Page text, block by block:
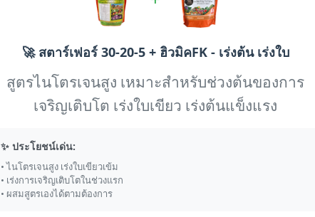
🚀 สตาร์เฟอร์ 30-20-5 + ฮิวมิคFK - เร่งต้น เร่งใบ
สูตรไนโตรเจนสูง เหมาะสำหรับช่วงต้นของการ
เจริญเติบโต เร่งใบเขียว เร่งต้นแข็งแรง
✨ ประโยชน์เด่น:
• ไนโตรเจนสูง เร่งใบเขียวเข้ม
• เร่งการเจริญเติบโตในช่วงแรก
• ผสมสูตรเองได้ตามต้องการ